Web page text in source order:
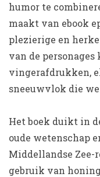
humor te
maakt van ebook
plezierige en
van de
vingerafdrukken,
sneeuwvlok die
Het boek duikt in
oude wetenschap
Middellandse Zee-
gebruik van